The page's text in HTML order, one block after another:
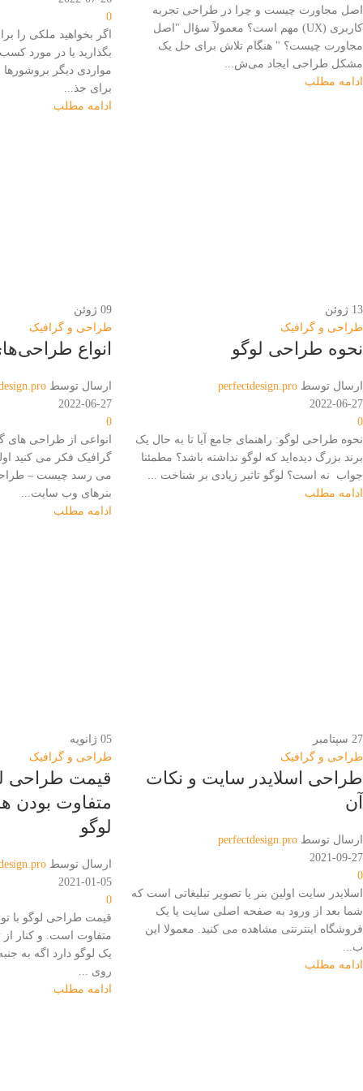
اصل مجاورت چیست و چرا در طراحی تجربه
کاربری (UX) مهم است؟ معمولاً سؤال "اصل
مجاورت چیست؟ " هنگام تلاش برای حل یک
مشکل طراحی ایجاد می‌ش...
ادامه مطلب
0
اگر بخواهید ملکی را
بگذارید یا در مورد
مواردی دیگر بروشورها
برای جذ...
ادامه مطلب
13 ژوئن
طراحی و گرافیک
نحوه طراحی لوگو
ارسال توسط perfectdesign.pro
2022-06-27
0
نحوه طراحی لوگو: راهنمای جامع آیا تا به حال یک
برند بزرگ دیده‌اید که لوگو نداشته باشد؟ مطمئنا
جواب نه است؟ لوگو تاثیر زیادی بر شناخت ...
ادامه مطلب
09 ژوئن
طراحی و گرافیک
انواع
ارسال توسط
2022-06-27
0
انواعی از طراحی
گرافیک فکر می کنید
می رسد چیست –
بنرهای وب سایت...
ادامه مطلب
27 سپتامبر
طراحی و گرافیک
طراحی اسلایدر سایت و نکات
آن
ارسال توسط perfectdesign.pro
2021-09-27
0
اسلایدر سایت اولین بنر یا تصویر تبلیغاتی است که
شما بعد از ورود به صفحه اصلی سایت یا یک
فروشگاه اینترنتی مشاهده می کنید. معمولا این
ب...
ادامه مطلب
05 ژانویه
طراحی و گرافیک
قیمت طراحی
متفاوت بودن
لوگو
ارسال توسط
2021-01-05
0
قیمت طراحی لوگو با
متفاوت است. و کنار
یک لوگو دارد اگه به
روی ...
ادامه مطلب